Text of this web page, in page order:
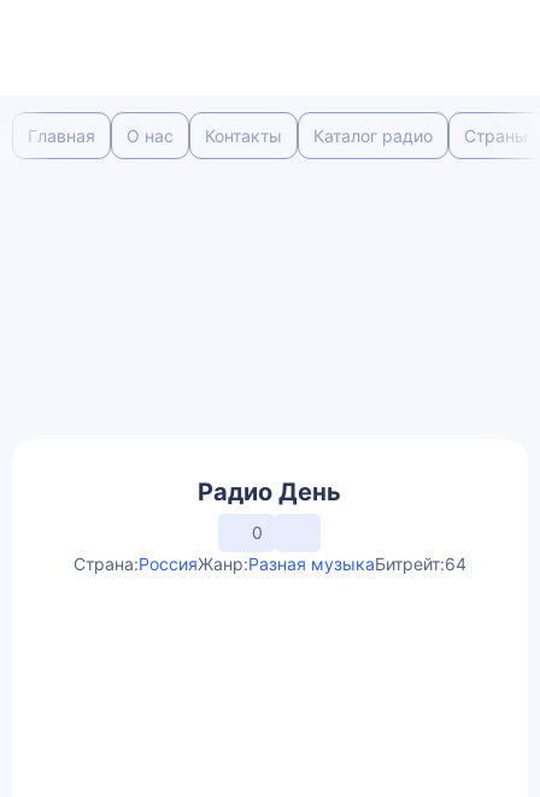
Главная О нас Контакты Каталог радио Страны
Радио День
0
Страна:РоссияЖанр:Разная музыкаБитрейт:64